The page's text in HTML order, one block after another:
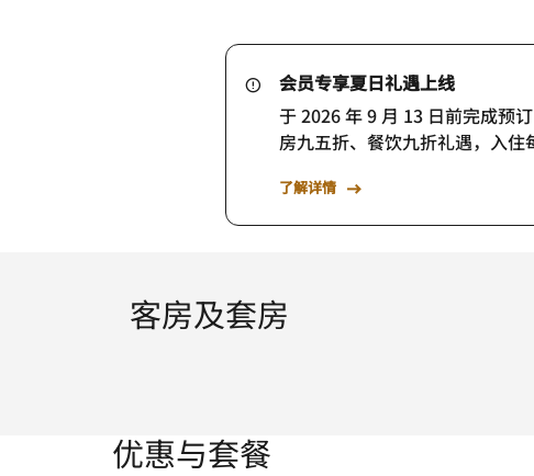
会员专享夏日礼遇上线
于 2026 年 9 月 13 日前完成预
房九五折、餐饮九折礼遇，入住
了解详情
客房及套房
优惠与套餐